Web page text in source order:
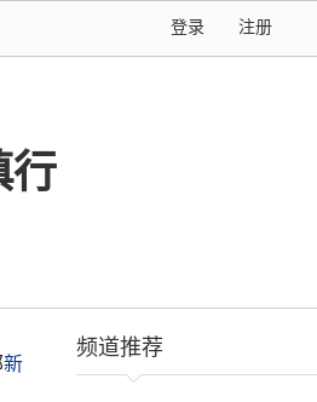
注册
登录
行
新
频道推荐